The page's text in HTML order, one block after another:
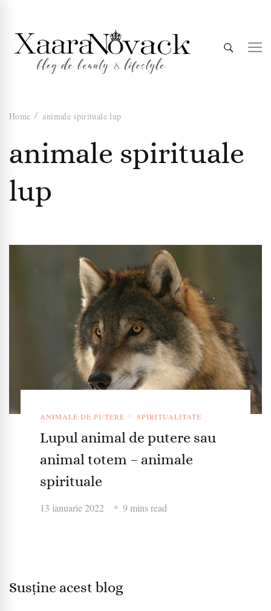
Xaara
Novack
Home animale spirituale lup
animale spirituale
lup
ANIMALE DE PUTERE SPIRITUALITATE
Lupul animal de putere sau
animal totem – animale
spirituale
13 ianuarie 2022 9 mins read
Susține acest blog